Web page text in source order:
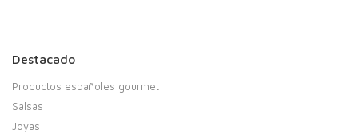
Destacado
Productos españoles gourmet
Salsas
Joyas